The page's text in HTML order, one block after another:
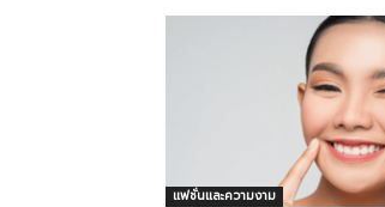
แฟชั่นและความงาม